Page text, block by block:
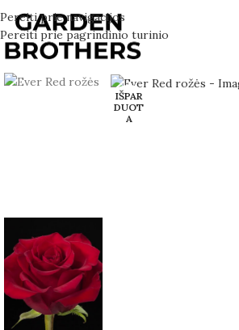
Pereiti prie navigacijos
Pereiti prie pagrindinio turinio
IŠPAR
DUOT
A